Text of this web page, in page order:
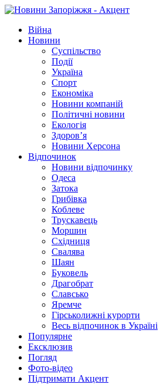
Війна
Новини
Суспільство
Події
Україна
Спорт
Економіка
Новини компаній
Політичні новини
Екологія
Здоров’я
Новини Херсона
Відпочинок
Новини відпочинку
Одеса
Затока
Грибівка
Коблеве
Трускавець
Моршин
Східниця
Свалява
Шаян
Буковель
Драгобрат
Славсько
Яремче
Гірськолижні курорти
Весь відпочинок в Україні
Популярне
Ексклюзив
Погляд
Фото-відео
Підтримати Акцент